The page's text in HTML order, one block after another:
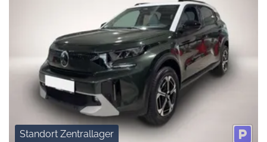
Standort Zentrallager